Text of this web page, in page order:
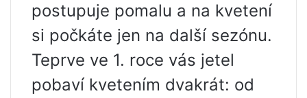
postupuje pomalu a na kvetení
si počkáte jen na další sezónu.
Teprve ve 1. roce vás jetel
pobaví kvetením dvakrát: od